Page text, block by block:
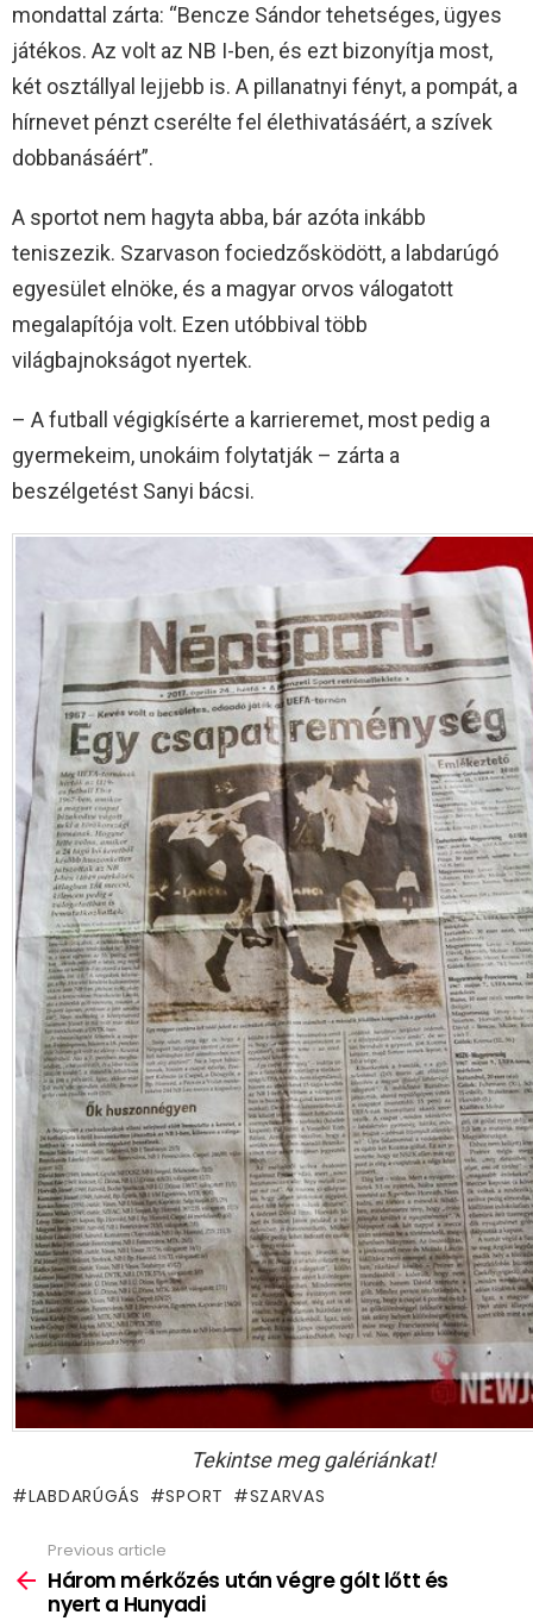
mondattal zárta: “Bencze Sándor tehetséges, ügyes
játékos. Az volt az NB I-ben, és ezt bizonyítja most,
két osztállyal lejjebb is. A pillanatnyi fényt, a pompát, a
hírnevet pénzt cserélte fel élethivatásáért, a szívek
dobbanásáért”.
A sportot nem hagyta abba, bár azóta inkább
teniszezik. Szarvason fociedzősködött, a labdarúgó
egyesület elnöke, és a magyar orvos válogatott
megalapítója volt. Ezen utóbbival több
világbajnokságot nyertek.
– A futball végigkísérte a karrieremet, most pedig a
gyermekeim, unokáim folytatják – zárta a
beszélgetést Sanyi bácsi.
Tekintse meg galériánkat!
LABDARÚGÁS SPORT SZARVAS
more
Previous article
Három mérkőzés után végre gólt lőtt és
nyert a Hunyadi